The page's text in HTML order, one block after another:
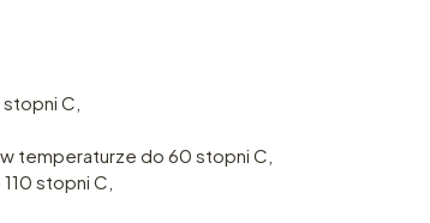
C,
temperaturze do 60 stopni C,
stopni C,